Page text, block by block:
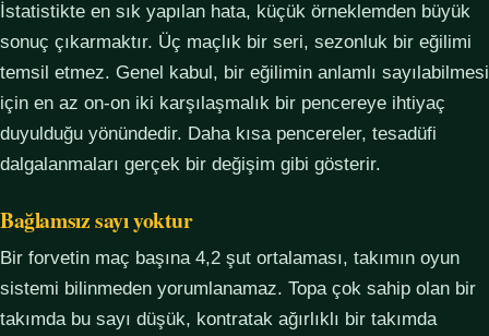
İstatistikte en sık yapılan hata, küçük örneklemden büyük
sonuç çıkarmaktır. Üç maçlık bir seri, sezonluk bir eğilimi
temsil etmez. Genel kabul, bir eğilimin anlamlı sayılabilmesi
için en az on-on iki karşılaşmalık bir pencereye ihtiyaç
duyulduğu yönündedir. Daha kısa pencereler, tesadüfi
dalgalanmaları gerçek bir değişim gibi gösterir.
Bağlamsız sayı yoktur
Bir forvetin maç başına 4,2 şut ortalaması, takımın oyun
sistemi bilinmeden yorumlanamaz. Topa çok sahip olan bir
takımda bu sayı düşük, kontratak ağırlıklı bir takımda